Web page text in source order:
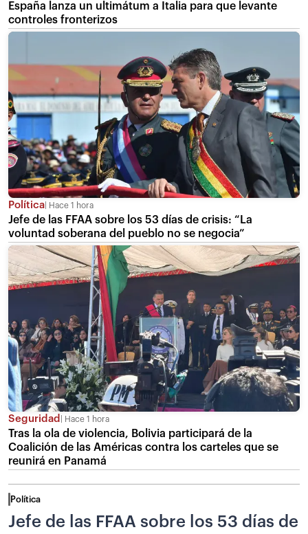
España lanza un ultimátum a Italia para que levante
controles fronterizos
Política Hace 1 hora
Jefe de las FFAA sobre los 53 días de crisis: “La
voluntad soberana del pueblo no se negocia”
Seguridad Hace 1 hora
Tras la ola de violencia, Bolivia participará de la
Coalición de las Américas contra los carteles que se
reunirá en Panamá
Política
Jefe de las FFAA sobre los 53 días de